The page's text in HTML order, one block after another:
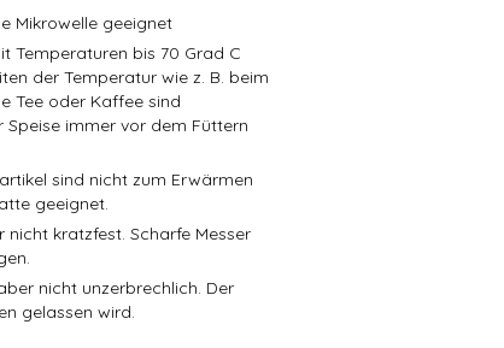
Mikrowelle geeignet
Temperaturen bis 70 Grad C
der Temperatur wie z. B. beim
Tee oder Kaffee sind
Speise immer vor dem Füttern
sind nicht zum Erwärmen
geeignet.
kratzfest. Scharfe Messer
nicht unzerbrechlich. Der
gelassen wird.